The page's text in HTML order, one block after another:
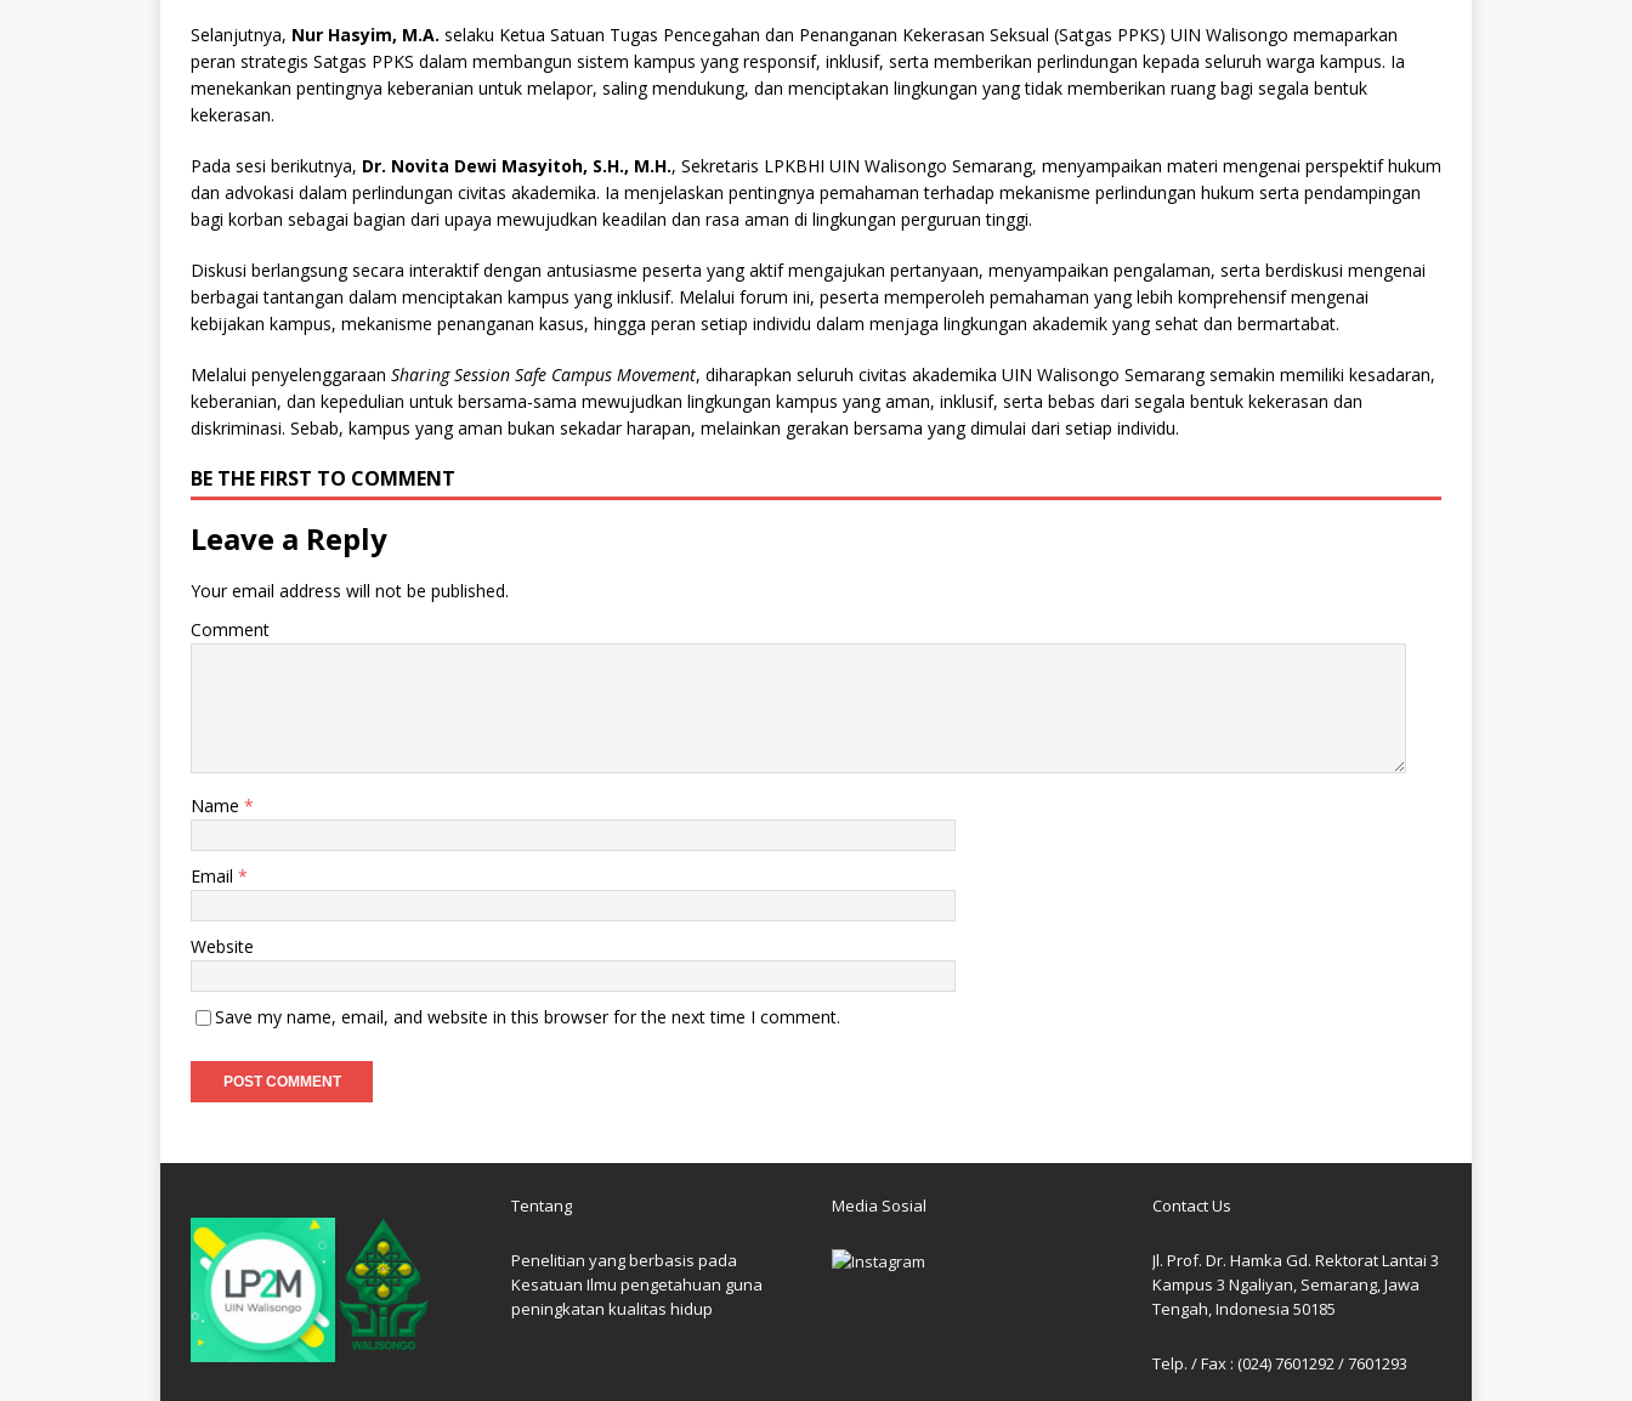
Selanjutnya, Nur Hasyim, M.A. selaku Ketua Satuan Tugas Pencegahan dan Penanganan Kekerasan Seksual (Satgas PPKS) UIN Walisongo memaparkan
peran strategis Satgas PPKS dalam membangun sistem kampus yang responsif, inklusif, serta memberikan perlindungan kepada seluruh warga kampus. Ia
menekankan pentingnya keberanian untuk melapor, saling mendukung, dan menciptakan lingkungan yang tidak memberikan ruang bagi segala bentuk
kekerasan.
Pada sesi berikutnya, Dr. Novita Dewi Masyitoh, S.H., M.H., Sekretaris LPKBHI UIN Walisongo Semarang, menyampaikan materi mengenai perspektif hukum
dan advokasi dalam perlindungan civitas akademika. Ia menjelaskan pentingnya pemahaman terhadap mekanisme perlindungan hukum serta pendampingan
bagi korban sebagai bagian dari upaya mewujudkan keadilan dan rasa aman di lingkungan perguruan tinggi.
Diskusi berlangsung secara interaktif dengan antusiasme peserta yang aktif mengajukan pertanyaan, menyampaikan pengalaman, serta berdiskusi mengenai
berbagai tantangan dalam menciptakan kampus yang inklusif. Melalui forum ini, peserta memperoleh pemahaman yang lebih komprehensif mengenai
kebijakan kampus, mekanisme penanganan kasus, hingga peran setiap individu dalam menjaga lingkungan akademik yang sehat dan bermartabat.
Melalui penyelenggaraan Sharing Session Safe Campus Movement, diharapkan seluruh civitas akademika UIN Walisongo Semarang semakin memiliki kesadaran,
keberanian, dan kepedulian untuk bersama-sama mewujudkan lingkungan kampus yang aman, inklusif, serta bebas dari segala bentuk kekerasan dan
diskriminasi. Sebab, kampus yang aman bukan sekadar harapan, melainkan gerakan bersama yang dimulai dari setiap individu.
BE THE FIRST TO COMMENT
Leave a Reply
Your email address will not be published.
Comment
Name *
Email *
Website
Save my name, email, and website in this browser for the next time I comment.
Tentang
Penelitian yang berbasis pada
Kesatuan Ilmu pengetahuan guna
peningkatan kualitas hidup
Media Sosial Contact Us
Jl. Prof. Dr. Hamka Gd. Rektorat Lantai 3
Kampus 3 Ngaliyan, Semarang, Jawa
Tengah, Indonesia 50185
Telp. / Fax : (024) 7601292 / 7601293